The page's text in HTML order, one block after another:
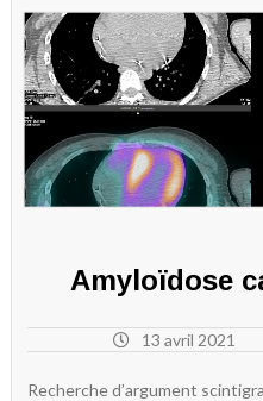
Amyloïdose
13 avril 2021
Recherche d’argument